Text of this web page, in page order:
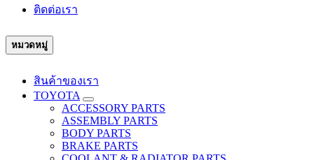
ติดต่อเรา
หมวดหมู่
สินค้าของเรา
TOYOTA
ACCESSORY PARTS
ASSEMBLY PARTS
BODY PARTS
BRAKE PARTS